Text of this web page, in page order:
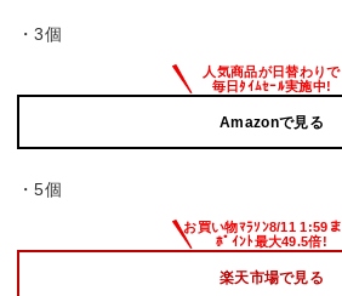
・3個
Amazonで見る
・5個
楽天市場で見る